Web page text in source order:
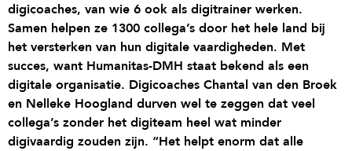
digicoaches, van wie 6 ook als digitrainer werken.
Samen helpen ze 1300 collega’s door het hele land bij
het versterken van hun digitale vaardigheden. Met
succes, want Humanitas-DMH staat bekend als een
digitale organisatie. Digicoaches Chantal van den Broek
en Nelleke Hoogland durven wel te zeggen dat veel
collega’s zonder het digiteam heel wat minder
digivaardig zouden zijn. “Het helpt enorm dat alle